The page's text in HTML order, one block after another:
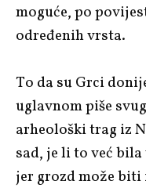
moguće, po
određenih vrsta.
To da su Grci
uglavnom piše
arheološki trag iz
sad, je li to već
jer grozd može